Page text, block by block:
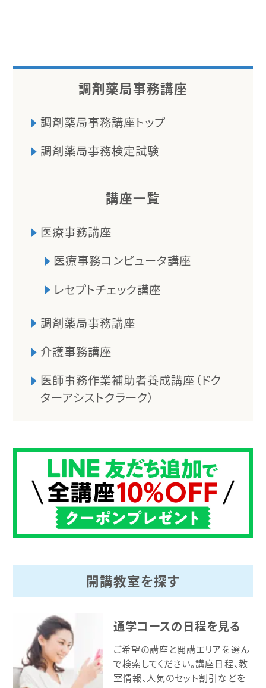
調剤薬局事務講座
調剤薬局事務講座トップ
調剤薬局事務検定試験
講座一覧
医療事務講座
医療事務コンピュータ講座
レセプトチェック講座
調剤薬局事務講座
介護事務講座
医師事務作業補助者養成講座（ドク
ターアシストクラーク）
開講教室を探す
通学コースの日程を見る
ご希望の講座と開講エリアを選ん
で検索してください。講座日程、教
室情報、人気のセット割引などを